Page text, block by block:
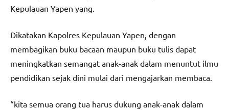
Kepulauan Yapen yang.
Dikatakan Kapolres Kepulauan Yapen, dengan
membagikan buku bacaan maupun buku tulis dapat
meningkatkan semangat anak-anak dalam menuntut ilmu
pendidikan sejak dini mulai dari mengajarkan membaca.
“kita semua orang tua harus dukung anak-anak dalam